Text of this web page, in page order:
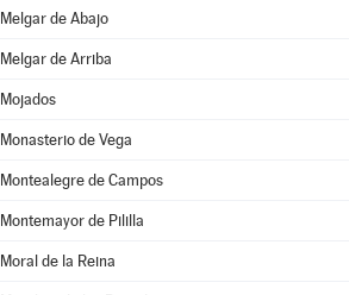
Melgar de Abajo
Melgar de Arriba
Mojados
Monasterio de Vega
Montealegre de Campos
Montemayor de Pililla
Moral de la Reina